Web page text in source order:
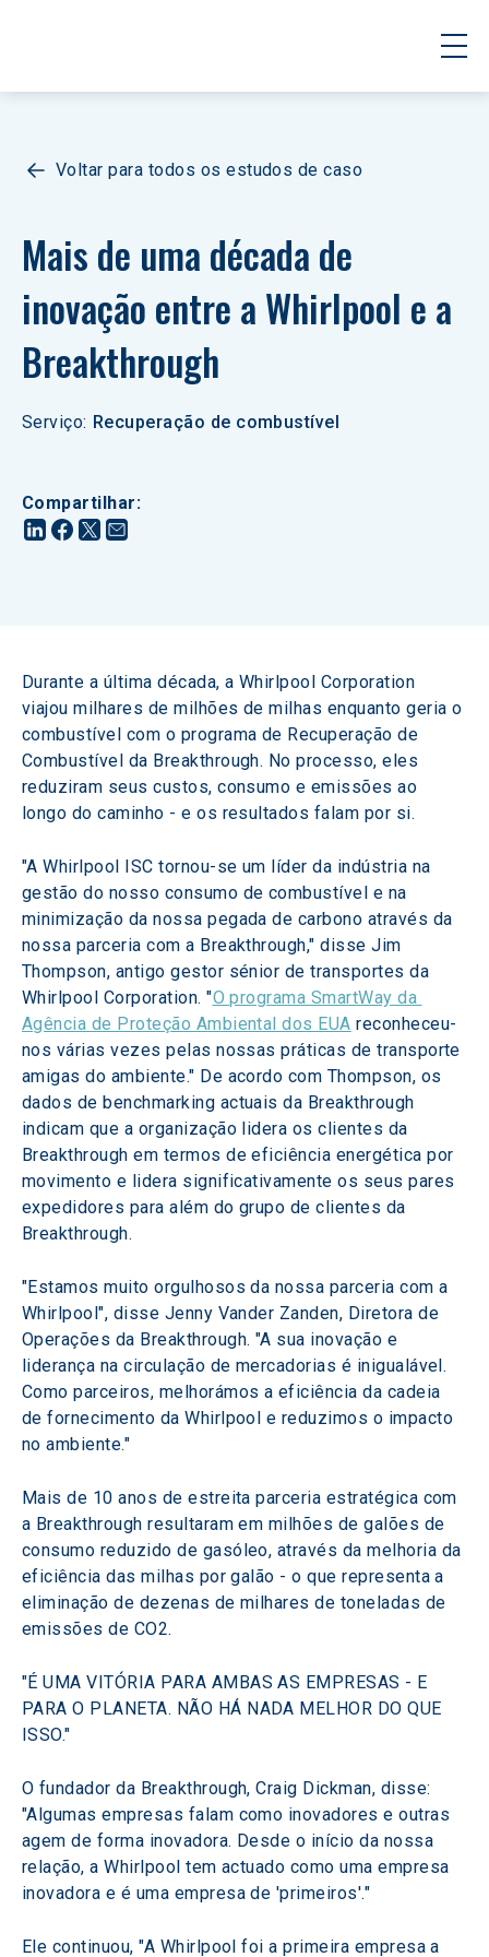
Voltar para todos os estudos de caso
Mais de uma década de
inovação entre a Whirlpool e a
Breakthrough
Serviço: Recuperação de combustível
Compartilhar:
Durante a última década, a Whirlpool Corporation
viajou milhares de milhões de milhas enquanto geria o
combustível com o programa de Recuperação de
Combustível da Breakthrough. No processo, eles
reduziram seus custos, consumo e emissões ao
longo do caminho - e os resultados falam por si.
"A Whirlpool ISC tornou-se um líder da indústria na
gestão do nosso consumo de combustível e na
minimização da nossa pegada de carbono através da
nossa parceria com a Breakthrough," disse Jim
Thompson, antigo gestor sénior de transportes da
Whirlpool Corporation. "O programa SmartWay da
Agência de Proteção Ambiental dos EUA reconheceu-
nos várias vezes pelas nossas práticas de transporte
amigas do ambiente." De acordo com Thompson, os
dados de benchmarking actuais da Breakthrough
indicam que a organização lidera os clientes da
Breakthrough em termos de eficiência energética por
movimento e lidera significativamente os seus pares
expedidores para além do grupo de clientes da
Breakthrough.
"Estamos muito orgulhosos da nossa parceria com a
Whirlpool", disse Jenny Vander Zanden, Diretora de
Operações da Breakthrough. "A sua inovação e
liderança na circulação de mercadorias é inigualável.
Como parceiros, melhorámos a eficiência da cadeia
de fornecimento da Whirlpool e reduzimos o impacto
no ambiente."
Mais de 10 anos de estreita parceria estratégica com
a Breakthrough resultaram em milhões de galões de
consumo reduzido de gasóleo, através da melhoria da
eficiência das milhas por galão - o que representa a
eliminação de dezenas de milhares de toneladas de
emissões de CO2.
"É UMA VITÓRIA PARA AMBAS AS EMPRESAS - E
PARA O PLANETA. NÃO HÁ NADA MELHOR DO QUE
ISSO."
O fundador da Breakthrough, Craig Dickman, disse:
"Algumas empresas falam como inovadores e outras
agem de forma inovadora. Desde o início da nossa
relação, a Whirlpool tem actuado como uma empresa
inovadora e é uma empresa de 'primeiros'."
Ele continuou, "A Whirlpool foi a primeira empresa a